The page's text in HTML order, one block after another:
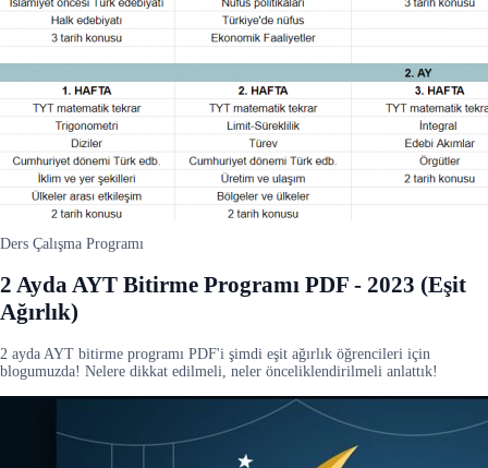
Ders Çalışma Programı
2 Ayda AYT Bitirme Programı PDF - 2023 (Eşit
Ağırlık)
2 ayda AYT bitirme programı PDF'i şimdi eşit ağırlık öğrencileri için
blogumuzda! Nelere dikkat edilmeli, neler önceliklendirilmeli anlattık!